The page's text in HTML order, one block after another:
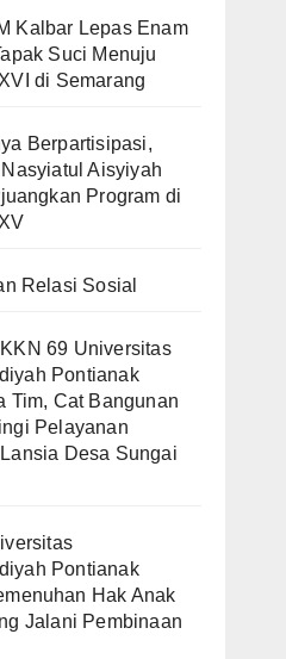
Kalbar Lepas Enam
Suci Menuju
di Semarang
Berpartisipasi,
Aisyiyah
Program di
Relasi Sosial
69 Universitas
Pontianak
Tim, Cat Bangunan
Pelayanan
Desa Sungai
Pontianak
Hak Anak
Jalani Pembinaan